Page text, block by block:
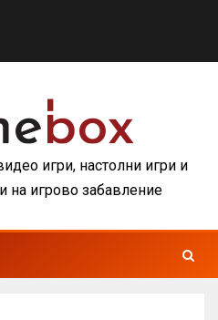
игри, настолни игри и
на игрово забавление